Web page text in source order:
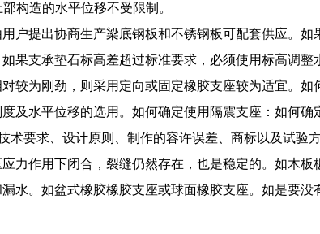
构造的水平位移不受限制。
户提出协商生产梁底钢板和不锈钢板可配套供应。
果支承垫石标高差超过标准要求，必须使用标高调
较为刚劲，则采用定向或固定橡胶支座较为适宜。
及水平位移的选用。如何确定使用隔震支座：如何确
术要求、设计原则、制作的容许误差、商标以及试验
力作用下闭合，裂缝仍然存在，也是稳定的。如木
水。如盆式橡胶橡胶支座或球面橡胶支座。如是要没